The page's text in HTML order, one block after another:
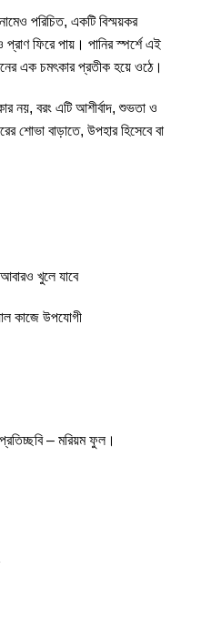
পরিচিত, একটি বিস্ময়কর
ফিরে পায়। পানির স্পর্শে এই
এক চমৎকার প্রতীক হয়ে ওঠে।
নয়, বরং এটি আশীর্বাদ, শুভতা ও
শোভা বাড়াতে, উপহার হিসেবে বা
খুলে যাবে
কাজে উপযোগী
– মরিয়ম ফুল।